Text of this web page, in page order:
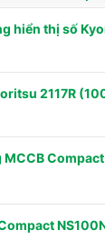
hiển thị số
2117R